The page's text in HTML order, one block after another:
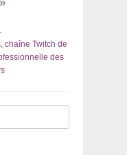
chaîne Twitch de
des